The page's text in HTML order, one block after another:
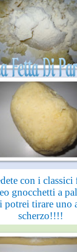
con i
gnocchetti a
tirare uno
scherzo!!!!